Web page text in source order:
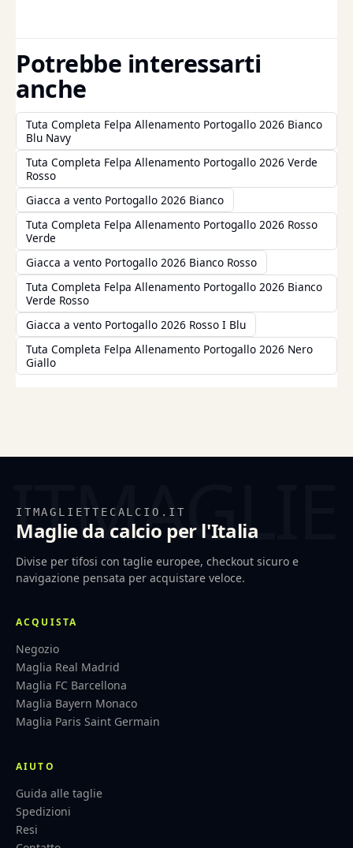
Potrebbe interessarti
anche
Tuta Completa Felpa Allenamento Portogallo 2026 Bianco
Blu Navy
Tuta Completa Felpa Allenamento Portogallo 2026 Verde
Rosso
Giacca a vento Portogallo 2026 Bianco
Tuta Completa Felpa Allenamento Portogallo 2026 Rosso
Verde
Giacca a vento Portogallo 2026 Bianco Rosso
Tuta Completa Felpa Allenamento Portogallo 2026 Bianco
Verde Rosso
Giacca a vento Portogallo 2026 Rosso I Blu
Tuta Completa Felpa Allenamento Portogallo 2026 Nero
Giallo
ITMAGLIETTECALCIO.IT
Maglie da calcio per l'Italia
Divise per tifosi con taglie europee, checkout sicuro e
navigazione pensata per acquistare veloce.
ACQUISTA
Negozio
Maglia Real Madrid
Maglia FC Barcellona
Maglia Bayern Monaco
Maglia Paris Saint Germain
AIUTO
Guida alle taglie
Spedizioni
Resi